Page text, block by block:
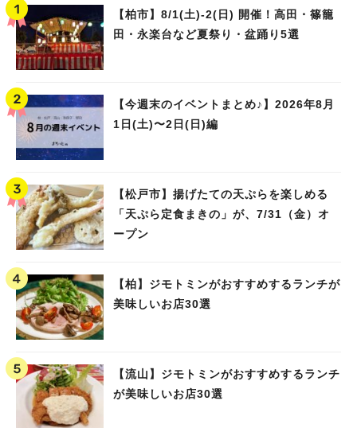
【柏市】8/1(土)‐2(日) 開催！高田・篠籠
田・永楽台など夏祭り・盆踊り5選
【今週末のイベントまとめ♪】2026年8月
1日(土)〜2日(日)編
【松戸市】揚げたての天ぷらを楽しめる
「天ぷら定食まきの」が、7/31（金）オ
ープン
【柏】ジモトミンがおすすめするランチが
美味しいお店30選
【流山】ジモトミンがおすすめするランチ
が美味しいお店30選